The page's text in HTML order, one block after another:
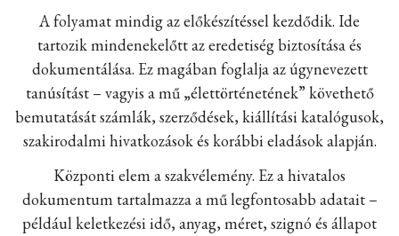
A folyamat mindig az előkészítéssel kezdődik. Ide
tartozik mindenekelőtt az eredetiség biztosítása és
dokumentálása. Ez magában foglalja az úgynevezett
tanúsítást – vagyis a mű „élettörténetének” követhető
bemutatását számlák, szerződések, kiállítási katalógusok,
szakirodalmi hivatkozások és korábbi eladások alapján.
Központi elem a szakvélemény. Ez a hivatalos
dokumentum tartalmazza a mű legfontosabb adatait –
például keletkezési idő, anyag, méret, szignó és állapot